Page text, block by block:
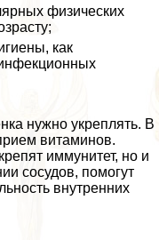
физических
как
нужно укреплять. В
витаминов.
иммунитет, но и
сосудов, помогут
внутренних